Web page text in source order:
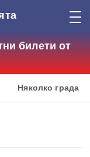
билети от
Няколко града